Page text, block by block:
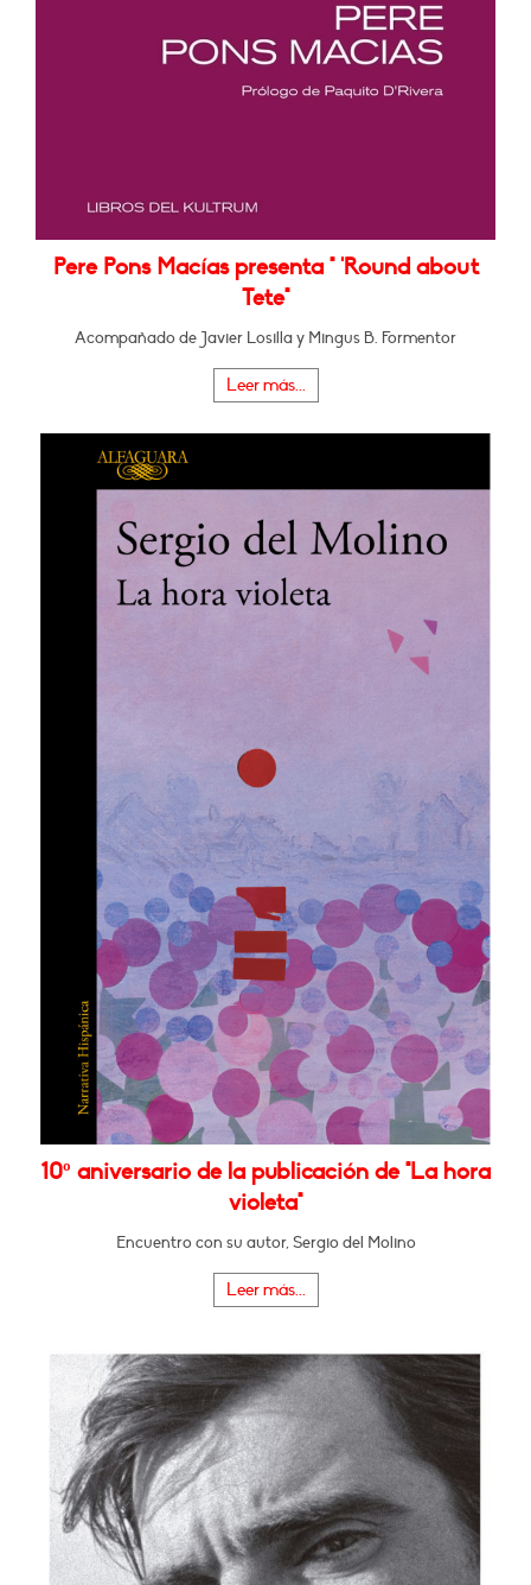
Pere Pons Macías presenta " 'Round about
Tete"
Acompañado de Javier Losilla y Mingus B. Formentor
Leer más...
10º aniversario de la publicación de "La hora
violeta"
Encuentro con su autor, Sergio del Molino
Leer más...